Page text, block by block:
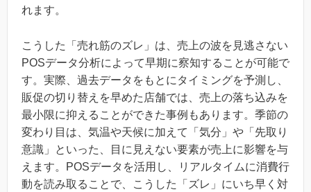
れます。
こうした「売れ筋のズレ」は、売上の波を見逃さない
POSデータ分析によって早期に察知することが可能で
す。実際、過去データをもとにタイミングを予測し、
販促の切り替えを早めた店舗では、売上の落ち込みを
最小限に抑えることができた事例もあります。季節の
変わり目は、気温や天候に加えて「気分」や「先取り
意識」といった、目に見えない要素が売上に影響を与
えます。POSデータを活用し、リアルタイムに消費行
動を読み取ることで、こうした「ズレ」にいち早く対